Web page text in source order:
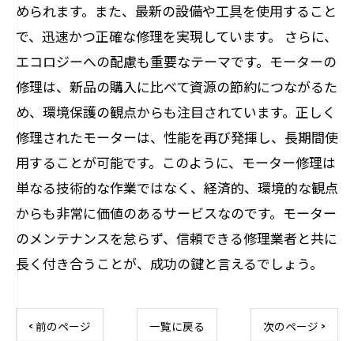
められます。また、最新の設備や工具を使用すること
で、迅速かつ正確な修理を実現しています。 さらに、
エコロジーへの配慮も重要なテーマです。モーターの
修理は、新品の購入に比べて資源の節約につながるた
め、環境保護の観点からも注目されています。正しく
修理されたモーターは、性能を再び発揮し、長期間使
用することが可能です。このように、モーター修理は
単なる技術的な作業ではなく、経済的、環境的な観点
からも非常に価値のあるサービスなのです。モーター
のメンテナンスを怠らず、信頼できる修理業者と共に
長く付き合うことが、成功の鍵と言えるでしょう。
< 前のページ 一覧に戻る 次のページ >